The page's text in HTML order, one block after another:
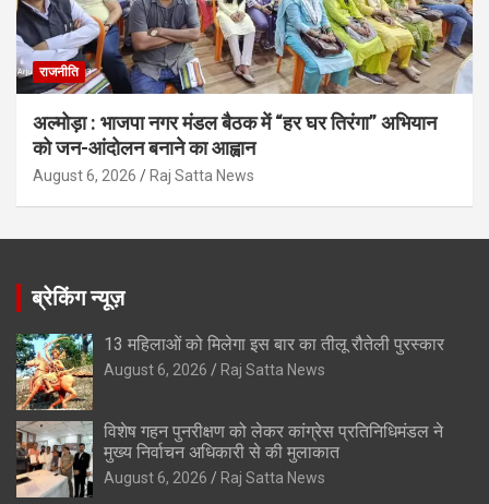
राजनीति
अल्मोड़ा : भाजपा नगर मंडल बैठक में “हर घर तिरंगा” अभियान
को जन-आंदोलन बनाने का आह्वान
August 6, 2026 Raj Satta News
ब्रेकिंग न्यूज़
13 महिलाओं को मिलेगा इस बार का तीलू रौतेली पुरस्कार
August 6, 2026 Raj Satta News
विशेष गहन पुनरीक्षण को लेकर कांग्रेस प्रतिनिधिमंडल ने
मुख्य निर्वाचन अधिकारी से की मुलाकात
August 6, 2026 Raj Satta News